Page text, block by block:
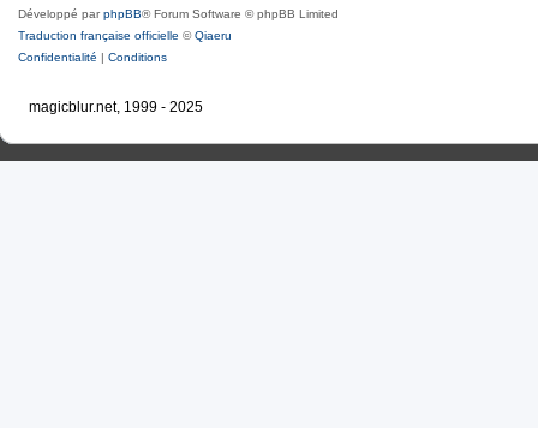
Développé parphpBB® Forum Software © phpBB Limited
Traduction française officielle ©Qiaeru
Confidentialité | Conditions
magicblur.net, 1999 - 2025